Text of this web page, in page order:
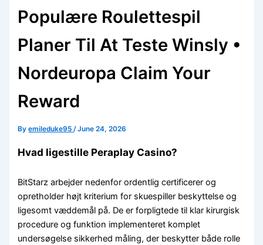
Populære Roulettespil
Planer Til At Teste Winsly •
Nordeuropa Claim Your
Reward
Byemileduke95 /June 24, 2026
Hvad ligestille Peraplay Casino?
BitStarz arbejder nedenfor ordentlig certificerer og
opretholder højt kriterium for skuespiller beskyttelse og
ligesomt væddemål på. De er forpligtede til klar kirurgisk
procedure og funktion implementeret komplet
undersøgelse sikkerhed måling, der beskytter både rolle